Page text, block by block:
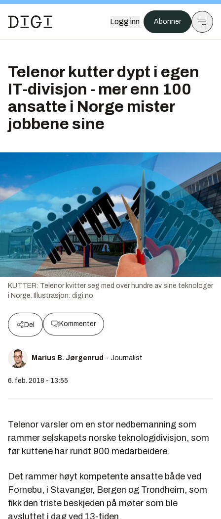
Logg inn Abonner
Telenor kutter dypt i egen
IT-divisjon - mer enn 100
ansatte i Norge mister
jobbene sine
KUTTER: Telenor kvitter seg med over hundre av sine teknologer
i Norge.
Illustrasjon: digi.no
Del Kommenter
Marius B. Jørgenrud – Journalist
6. feb. 2018 - 13:55
Telenor varsler om en stor nedbemanning som
rammer selskapets norske teknologidivisjon, som
før kuttene har rundt 900 medarbeidere.
Det rammer høyt kompetente ansatte både ved
Fornebu, i Stavanger, Bergen og Trondheim, som
fikk den triste beskjeden på møter som ble
avsluttet i dag ved 13-tiden.